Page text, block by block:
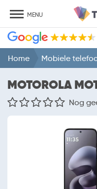
MENU
Home Mobiele
MOTOROLA
Nog